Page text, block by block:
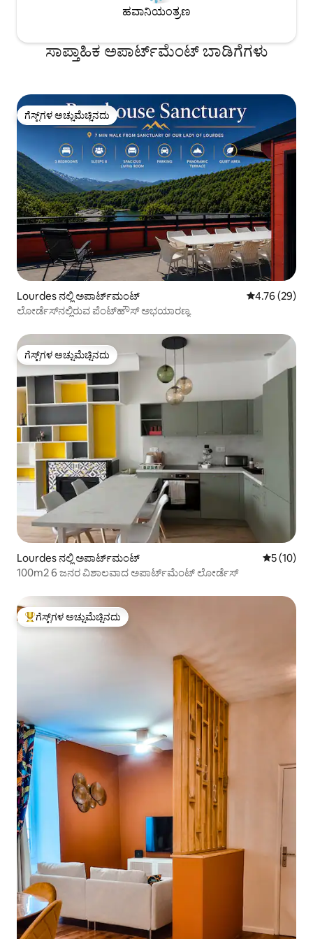
ಹವಾನಿಯಂತ್ರಣ
ಸಾಪ್ತಾಹಿಕ ಅಪಾರ್ಟ್‌ಮೆಂಟ್ ಬಾಡಿಗೆಗಳು
ಗೆಸ್ಟ್‌ಗಳ ಅಚ್ಚುಮೆಚ್ಚಿನದು
ಗೆಸ್ಟ್‌ಗಳ ಅಚ್ಚುಮೆಚ್ಚಿನದು
Lourdes ನಲ್ಲಿ ಅಪಾರ್ಟ್‌ಮಂಟ್ 5 ರಲ್ಲಿ 4.76
4.76 (29)
ಲೋರ್ಡೆಸ್‌ನಲ್ಲಿರುವ ಪೆಂಟ್‌ಹೌಸ್ ಅಭಯಾರಣ್ಯ
ಗೆಸ್ಟ್‌ಗಳ ಅಚ್ಚುಮೆಚ್ಚಿನದು
ಗೆಸ್ಟ್‌ಗಳ ಅಚ್ಚುಮೆಚ್ಚಿನದು
Lourdes ನಲ್ಲಿ ಅಪಾರ್ಟ್‌ಮಂಟ್ 5 ರಲ್ಲಿ 5
5 (10)
100m2 6 ಜನರ ವಿಶಾಲವಾದ ಅಪಾರ್ಟ್‌ಮೆಂಟ್ ಲೋರ್ಡೆಸ್
ಗೆಸ್ಟ್‌ಗಳಿಗೆ ಅತಿ ಹೆಚ್ಚು ಅಚ್ಚುಮೆಚ್ಚಿನದು
ಗೆಸ್ಟ್‌ಗಳ ಅಚ್ಚುಮೆಚ್ಚಿನದು